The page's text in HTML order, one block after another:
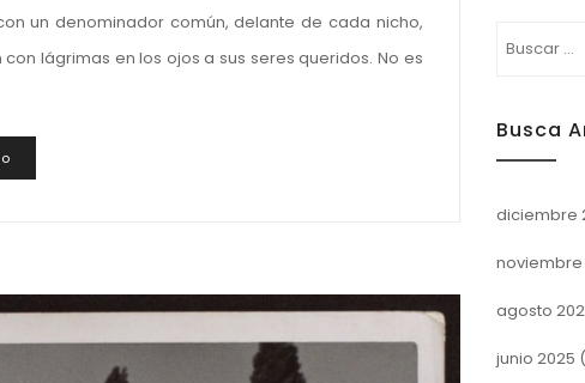
un denominador común, delante de cada nicho,
lágrimas en los ojos a sus seres queridos. No es
Busca
diciembre
noviembre
agosto
junio 2025